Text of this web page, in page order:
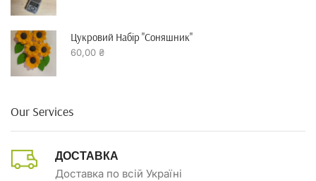
Цукровий Набір "Соняшник"
60,00 ₴
Our Services
ДОСТАВКА
Доставка по всій Україні